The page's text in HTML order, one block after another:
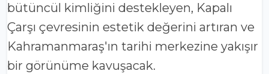
bütüncül kimliğini destekleyen, Kapalı
Çarşı çevresinin estetik değerini artıran ve
Kahramanmaraş'ın tarihi merkezine yakışır
bir görünüme kavuşacak.